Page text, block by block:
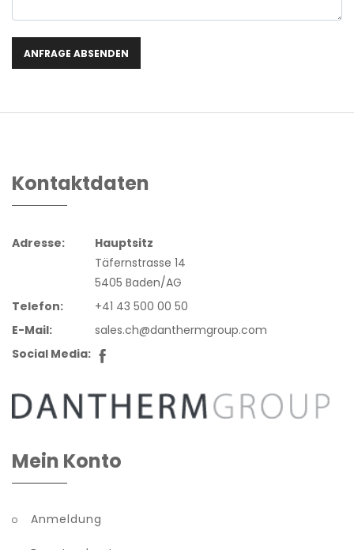
Kontaktdaten
Adresse:
Hauptsitz
Täfernstrasse 14
5405 Baden/AG
Telefon:
+41 43 500 00 50
E-Mail:
sales.ch@danthermgroup.com
Social Media:
Mein Konto
Anmeldung